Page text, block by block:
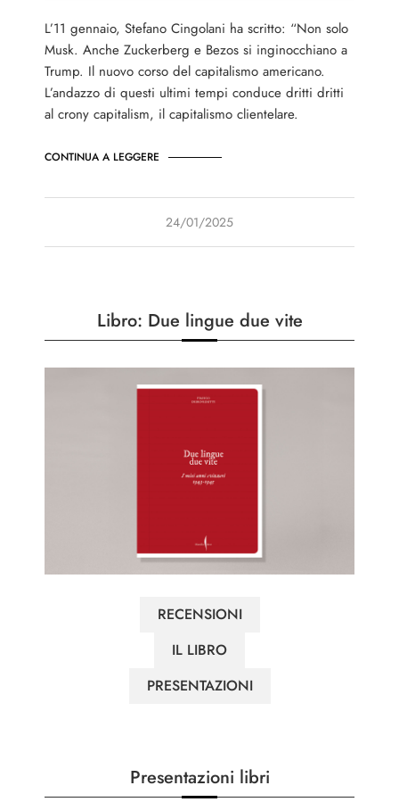
L’11 gennaio, Stefano Cingolani ha scritto: “Non solo
Musk. Anche Zuckerberg e Bezos si inginocchiano a
Trump. Il nuovo corso del capitalismo americano.
L’andazzo di questi ultimi tempi conduce dritti dritti
al crony capitalism, il capitalismo clientelare.
CONTINUA A LEGGERE
24/01/2025
Libro: Due lingue due vite
RECENSIONI
IL LIBRO
PRESENTAZIONI
Presentazioni libri